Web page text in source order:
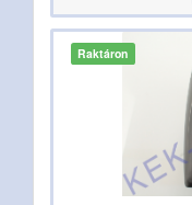
Raktáron